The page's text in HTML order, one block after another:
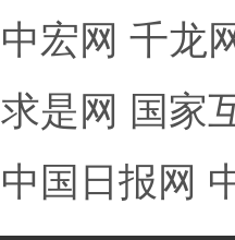
中宏网 千龙
求是网 国家
中国日报网